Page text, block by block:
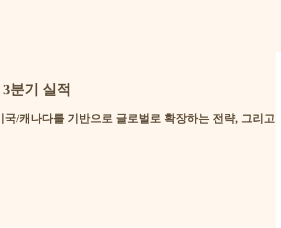
분기 실적
/캐나다를 기반으로 글로벌로 확장하는 전략, 그리고